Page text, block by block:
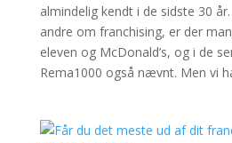
almindelig kendt i de sidste 30
andre om franchising, er der
eleven og McDonald’s, og i de
Rema1000 også nævnt. Men vi